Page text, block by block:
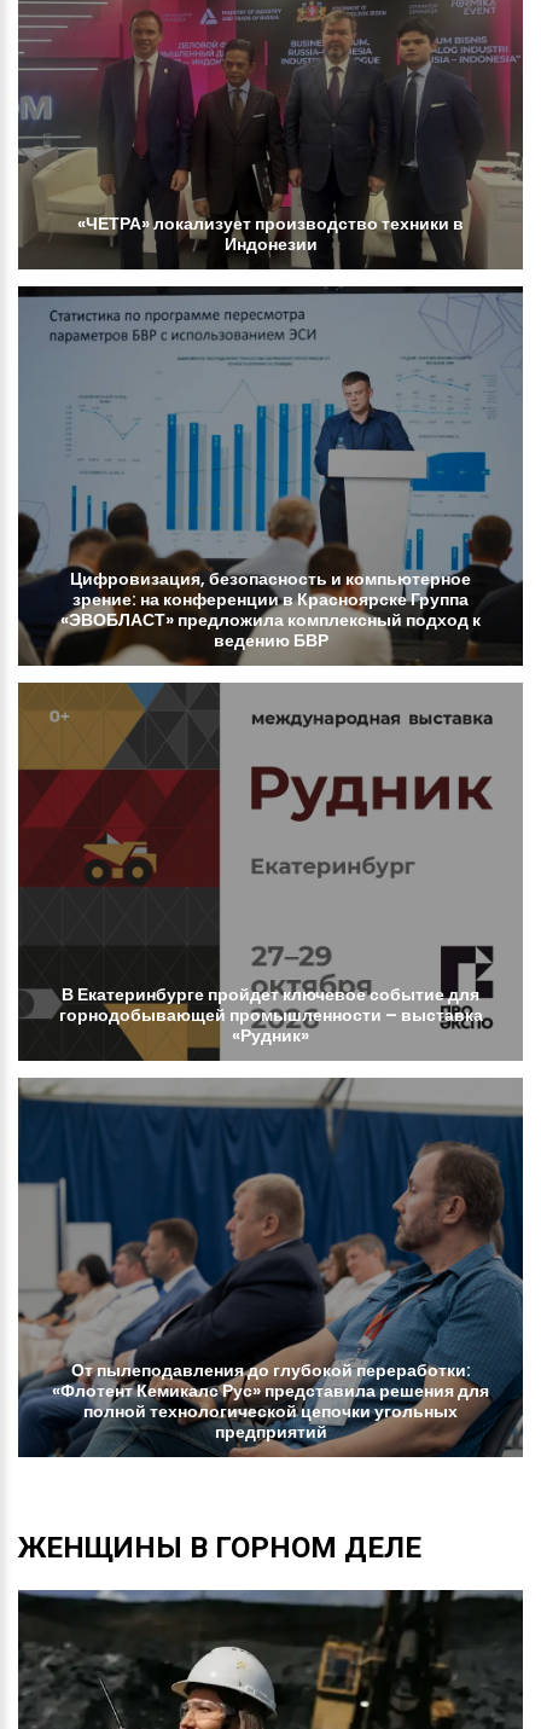
«ЧЕТРА»локализует производствотехники в
Индонезии
Цифровизация, безопасность и компьютерное
зрение: на конференциивКрасноярскеГруппа
«ЭВОБЛАСТ» предложила комплексный подход к
ведению БВР
В Екатеринбурге пройдетключевоесобытиедля
горнодобывающей промышленности – выставка
«Рудник»
Отпылеподавлениядо глубокойпереработки:
«ФлотентКемикалсРус»представиларешениядля
полной технологическойцепочкиугольных
предприятий
ЖЕНЩИНЫ В ГОРНОМ ДЕЛЕ